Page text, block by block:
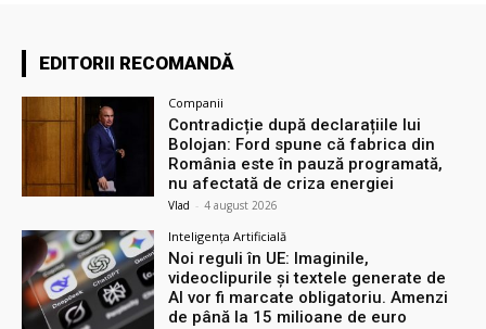
EDITORII RECOMANDĂ
Companii
Contradicție după declarațiile lui
Bolojan: Ford spune că fabrica din
România este în pauză programată,
nu afectată de criza energiei
Vlad - 4 august 2026
Inteligența Artificială
Noi reguli în UE: Imaginile,
videoclipurile și textele generate de
AI vor fi marcate obligatoriu. Amenzi
de până la 15 milioane de euro